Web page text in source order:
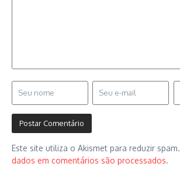
Este site utiliza o Akismet para reduzir spam.
dados em comentários são processados.